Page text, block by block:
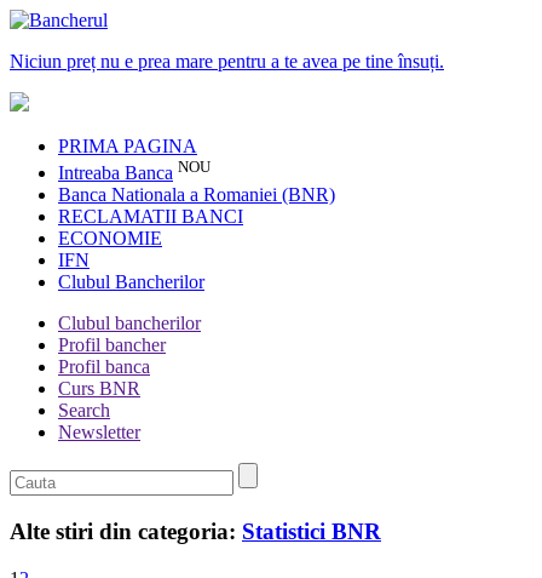
Niciun preț nu e prea mare pentru a te avea pe tine însuți.
PRIMA PAGINA
Intreaba Banca NOU
Banca Nationala a Romaniei (BNR)
RECLAMATII BANCI
ECONOMIE
IFN
Clubul Bancherilor
Clubul bancherilor
Profil bancher
Profil banca
Curs BNR
Search
Newsletter
Alte stiri din categoria: Statistici BNR